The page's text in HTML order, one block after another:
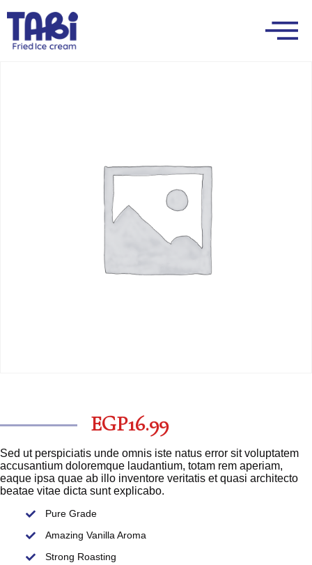
EGP19.99 EGP16.99
Sed ut perspiciatis unde omnis iste natus error sit voluptatem
accusantium doloremque laudantium, totam rem aperiam,
eaque ipsa quae ab illo inventore veritatis et quasi architecto
beatae vitae dicta sunt explicabo.
Pure Grade
Amazing Vanilla Aroma
Strong Roasting